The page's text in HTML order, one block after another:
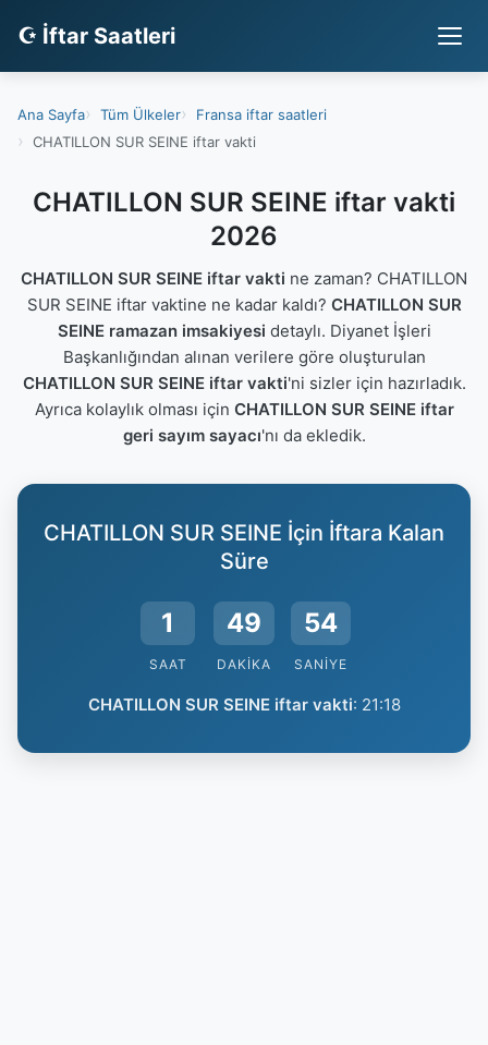
☪ İftar Saatleri
Ana Sayfa Tüm Ülkeler
Fransa iftar saatleri
CHATILLON SUR SEINE iftar vakti
CHATILLON SUR SEINE iftar vakti
2026
CHATILLON SUR SEINE iftar vakti ne zaman? CHATILLON
SUR SEINE iftar vaktine ne kadar kaldı? CHATILLON SUR
SEINE ramazan imsakiyesi detaylı. Diyanet İşleri
Başkanlığından alınan verilere göre oluşturulan
CHATILLON SUR SEINE iftar vakti'ni sizler için hazırladık.
Ayrıca kolaylık olması için CHATILLON SUR SEINE iftar
geri sayım sayacı'nı da ekledik.
CHATILLON SUR SEINE İçin İftara Kalan
Süre
1
SAAT
49
DAKIKA
53
SANIYE
CHATILLON SUR SEINE iftar vakti: 21:18